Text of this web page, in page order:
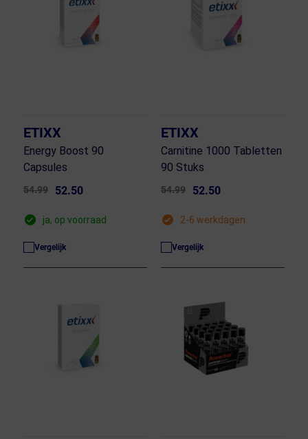
ETIXX
Energy Boost 90
Capsules
54.99 52.50
ja, op voorraad
Vergelijk
ETIXX
Carnitine 1000 Tabletten
90 Stuks
54.99 52.50
2-6 werkdagen
Vergelijk